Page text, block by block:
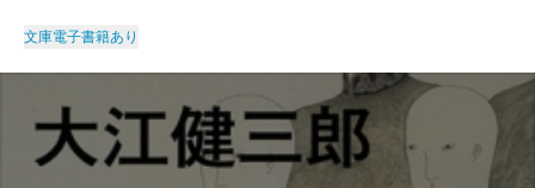
文庫電子書籍あり